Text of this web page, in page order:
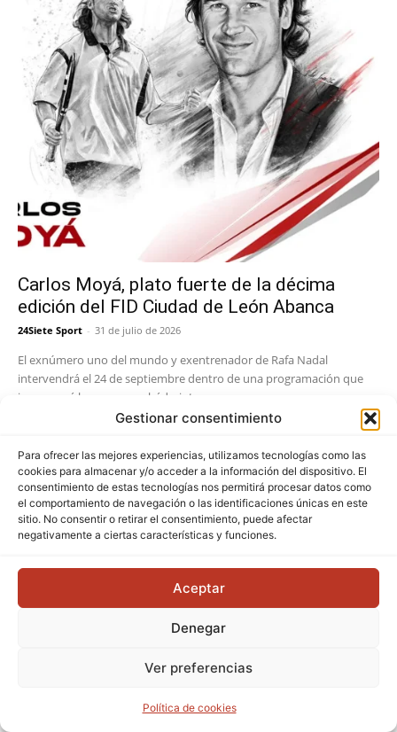
Gestionar consentimiento
Para ofrecer las mejores experiencias, utilizamos tecnologías como las
cookies para almacenar y/o acceder a la información del dispositivo. El
consentimiento de estas tecnologías nos permitirá procesar datos como
el comportamiento de navegación o las identificaciones únicas en este
sitio. No consentir o retirar el consentimiento, puede afectar
negativamente a ciertas características y funciones.
Aceptar
Denegar
Ver preferencias
Política de cookies
Carlos Moyá, plato fuerte de la décima
edición del FID Ciudad de León Abanca
24Siete Sport - 31 de julio de 2026
El exnúmero uno del mundo y exentrenador de Rafa Nadal
intervendrá el 24 de septiembre dentro de una programación que
inaugurará la campeona bádminton...